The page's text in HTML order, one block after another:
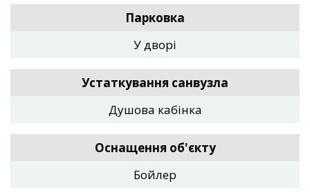
Парковка
У дворі
Устаткування санвузла
Душова кабінка
Оснащення об'єкту
Бойлер